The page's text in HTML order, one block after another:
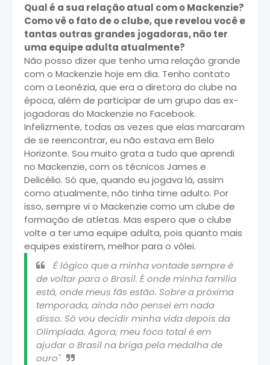
Qual é a sua relação atual com o Mackenzie?
Como vê o fato de o clube, que revelou você e
tantas outras grandes jogadoras, não ter
uma equipe adulta atualmente?
Não posso dizer que tenho uma relação grande
com o Mackenzie hoje em dia. Tenho contato
com a Leonézia, que era a diretora do clube na
época, além de participar de um grupo das ex-
jogadoras do Mackenzie no Facebook.
Infelizmente, todas as vezes que elas marcaram
de se reencontrar, eu não estava em Belo
Horizonte. Sou muito grata a tudo que aprendi
no Mackenzie, com os técnicos James e
Delicélio. Só que, quando eu jogava lá, assim
como atualmente, não tinha time adulto. Por
isso, sempre vi o Mackenzie como um clube de
formação de atletas. Mas espero que o clube
volte a ter uma equipe adulta, pois quanto mais
equipes existirem, melhor para o vôlei.
É lógico que a minha vontade sempre é
de voltar para o Brasil. É onde minha família
está, onde meus fãs estão. Sobre a próxima
temporada, ainda não pensei em nada
disso. Só vou decidir minha vida depois da
Olimpíada. Agora, meu foco total é em
ajudar o Brasil na briga pela medalha de
ouro"